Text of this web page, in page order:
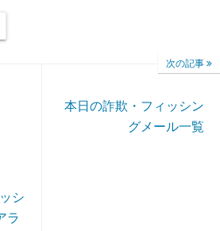
シ
ラ
次の記事
本日の詐欺・フィッシン
グメール一覧